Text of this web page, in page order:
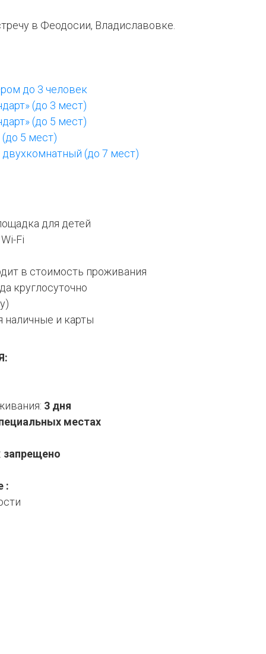
в Феодосии, Владиславовке.
до 3 человек
(до 3 мест)
(до 5 мест)
(до 5 мест)
(до 7 мест)
для детей
Fi
в стоимость проживания
круглосуточно
наличные и карты
3 дня
местах
запрещено
: